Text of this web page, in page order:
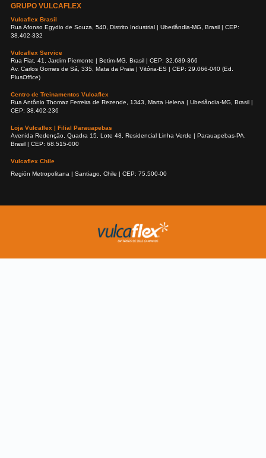
GRUPO VULCAFLEX
Vulcaflex Brasil
Rua Afonso Egydio de Souza, 540, Distrito Industrial | Uberlândia-MG, Brasil | CEP:
38.402-332
Vulcaflex Service
Rua Fiat, 41, Jardim Piemonte | Betim-MG, Brasil | CEP: 32.689-366
Av. Carlos Gomes de Sá, 335, Mata da Praia | Vitória-ES | CEP: 29.066-040 (Ed.
PlusOffice)
Centro de Treinamentos Vulcaflex
Rua Antônio Thomaz Ferreira de Rezende, 1343, Marta Helena | Uberlândia-MG, Brasil |
CEP: 38.402-236
Loja Vulcaflex | Filial Parauapebas
Avenida Redenção, Quadra 15, Lote 48, Residencial Linha Verde | Parauapebas-PA,
Brasil | CEP: 68.515-000
Vulcaflex Chile
Región Metropolitana | Santiago, Chile | CEP: 75.500-00